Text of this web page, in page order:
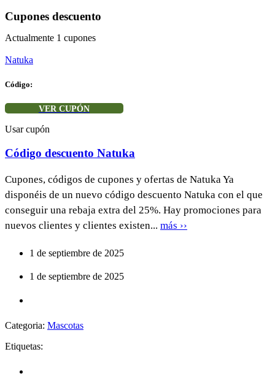
Cupones descuento
Actualmente 1 cupones
Natuka
Código:
VER CUPÓN
Usar cupón
Código descuento Natuka
Cupones, códigos de cupones y ofertas de Natuka Ya
disponéis de un nuevo código descuento Natuka con el que
conseguir una rebaja extra del 25%. Hay promociones para
nuevos clientes y clientes existen... más ››
1 de septiembre de 2025
1 de septiembre de 2025
Categoria: Mascotas
Etiquetas: